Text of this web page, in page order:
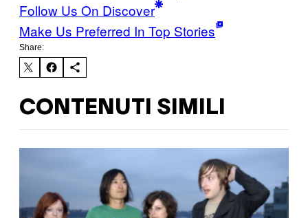
Follow Us On Discover
Make Us Preferred In Top Stories
Share:
CONTENUTI SIMILI